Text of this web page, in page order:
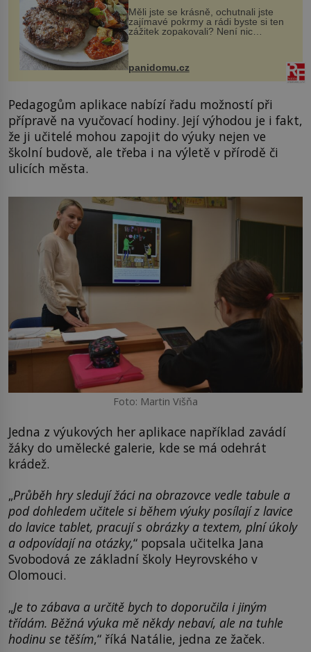
Měli jste se krásně, ochutnali jste
zajímavé pokrmy a rádi byste si ten
zážitek zopakovali? Není nic
snazšího. Pljeskavica (10 porcí)
Možná jste ji ochutnali na dovolené v
panidomu.cz
Pedagogům aplikace nabízí řadu možností při
přípravě na vyučovací hodiny. Její výhodou je i fakt,
že ji učitelé mohou zapojit do výuky nejen ve
školní budově, ale třeba i na výletě v přírodě či
ulicích města.
Foto: Martin Višňa
Jedna z výukových her aplikace například zavádí
žáky do umělecké galerie, kde se má odehrát
krádež.
„Průběh hry sledují žáci na obrazovce vedle tabule a
pod dohledem učitele si během výuky posílají z lavice
do lavice tablet, pracují s obrázky a textem, plní úkoly
a odpovídají na otázky,“ popsala učitelka Jana
Svobodová ze základní školy Heyrovského v
Olomouci.
„Je to zábava a určitě bych to doporučila i jiným
třídám. Běžná výuka mě někdy nebaví, ale na tuhle
hodinu se těším,“ říká Natálie, jedna ze žaček.